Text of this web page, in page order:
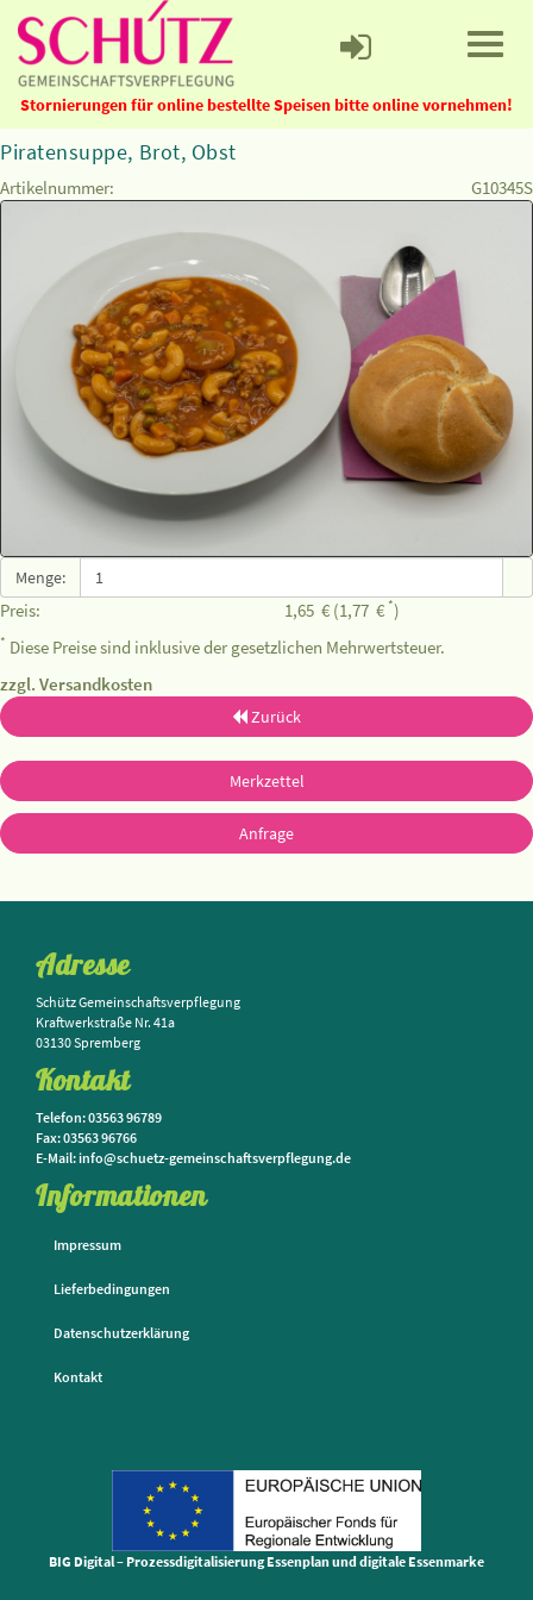
Stornierungen für online bestellte Speisen bitte online vornehmen!
Piratensuppe, Brot, Obst
Artikelnummer: G10345S
Menge:
Preis: 1,65 € (1,77 € *)
* Diese Preise sind inklusive der gesetzlichen Mehrwertsteuer.
zzgl. Versandkosten
Zurück
Merkzettel
Anfrage
Adresse
Schütz Gemeinschaftsverpflegung
Kraftwerkstraße Nr. 41a
03130 Spremberg
Kontakt
Telefon: 03563 96789
Fax: 03563 96766
E-Mail: info@schuetz-gemeinschaftsverpflegung.de
Informationen
Impressum
Lieferbedingungen
Datenschutzerklärung
Kontakt
BIG Digital – Prozessdigitalisierung Essenplan und digitale Essenmarke